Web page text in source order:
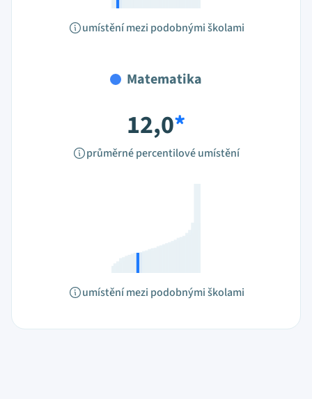
umístění mezi podobnými školami
Matematika
12,0*
průměrné percentilové umístění
umístění mezi podobnými školami